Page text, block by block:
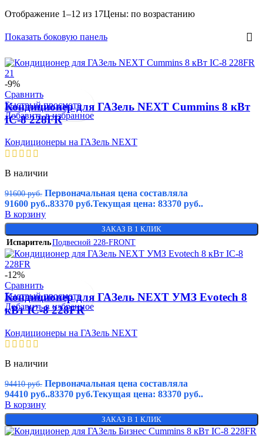
Отображение 1–12 из 17Цены: по возрастанию
Показать боковую панель
-9%
Сравнить
Быстрый просмотр
Добавить в избранное
Кондиционер для ГАЗель NEXT Cummins 8 кВт
IC-8 228FR
Кондиционеры на ГАЗель NEXT
В наличии
91600руб. Первоначальная цена составляла
91600 руб..83370 руб.Текущая цена: 83370 руб..
В корзину
ЗАКАЗ В 1 КЛИК
ИспарительПодвесной 228-FRONT
-12%
Сравнить
Быстрый просмотр
Добавить в избранное
Кондиционер для ГАЗель NEXT УМЗ Evotech 8
кВт IC-8 228FR
Кондиционеры на ГАЗель NEXT
В наличии
94410руб. Первоначальная цена составляла
94410 руб..83370 руб.Текущая цена: 83370 руб..
В корзину
ЗАКАЗ В 1 КЛИК